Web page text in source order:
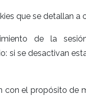
que se detallan a
de la
si se desactivan
con el propósito de